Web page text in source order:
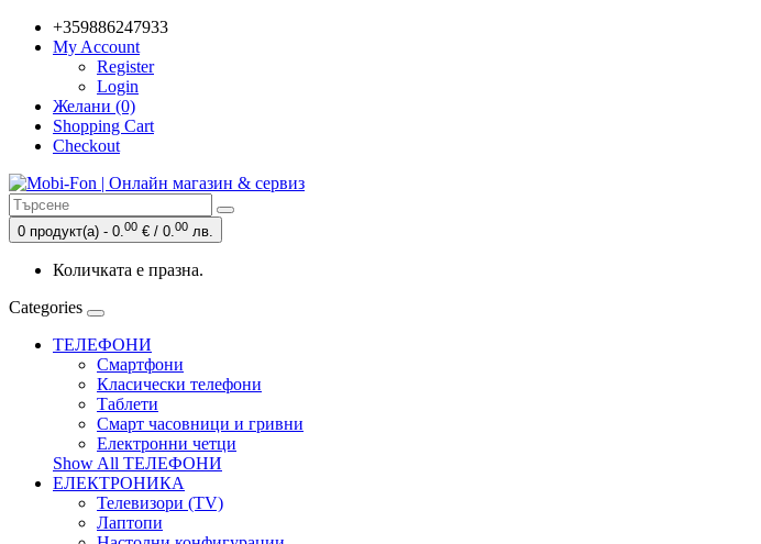
+359886247933
My Account
Register
Login
Желани (0)
Shopping Cart
Checkout
0 продукт(а) - 0.00 € / 0.00 лв.
Количката е празна.
Categories
ТЕЛЕФОНИ
Смартфони
Класически телефони
Таблети
Смарт часовници и гривни
Електронни четци
Show All ТЕЛЕФОНИ
ЕЛЕКТРОНИКА
Телевизори (TV)
Лаптопи